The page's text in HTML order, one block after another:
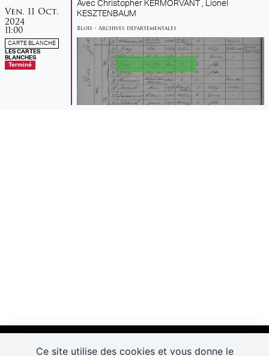
Ce site utilise des cookies et vous donne le
vendredi
Ven. 11 octobre
Oct.
2024
11:00
CARTE BLANCHE
LES CARTES
BLANCHES
Terminé
Avec Christopher KERMORVANT ,
Lionel
KESZTENBAUM
Blois • Archives départementales